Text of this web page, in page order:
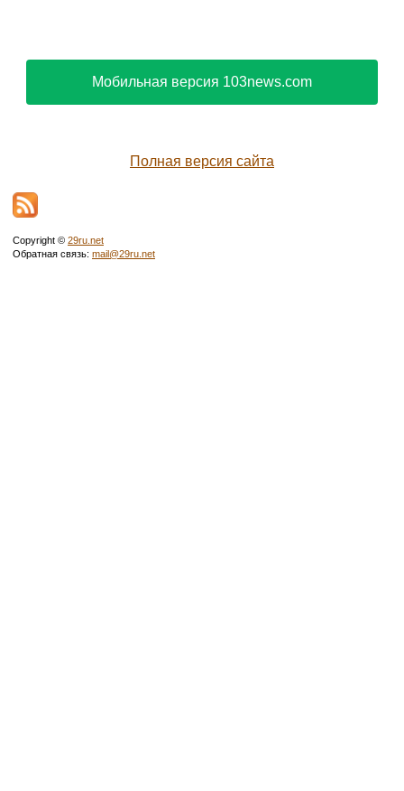
Мобильная версия 103news.com
Полная версия сайта
Copyright © 29ru.net
Обратная связь: mail@29ru.net